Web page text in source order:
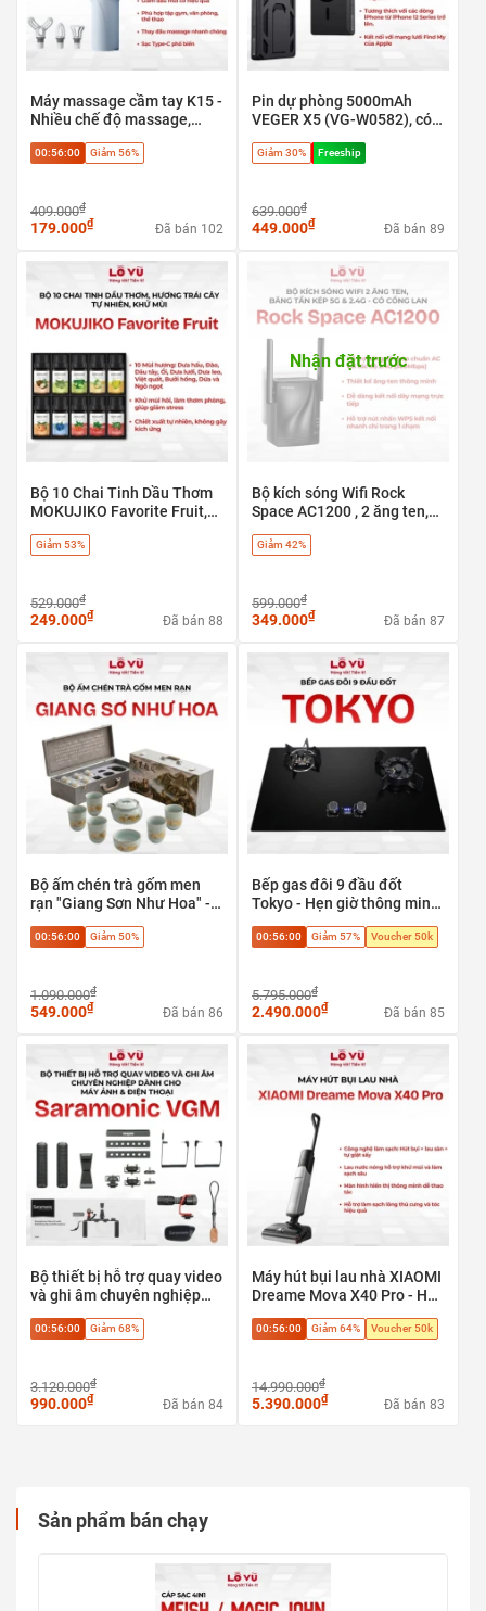
Máy massage cầm tay K15 -
Nhiều chế độ massage,
00:56:00 Giảm 56%
409.000₫
179.000₫ Đã bán 102
Pin dự phòng 5000mAh
VEGER X5 (VG-W0582), có
nhanh 20w & Magsafe
Giảm 30% Freeship
639.000₫
449.000₫ Đã bán 89
Bộ 10 Chai Tinh Dầu Thơm
MOKUJIKO Favorite Fruit,
mùi
Giảm 53%
529.000₫
249.000₫ Đã bán 88
Nhận đặt trước
Bộ kích sóng Wifi Rock
Space AC1200 , 2 ăng ten,
cổng LAN
Giảm 42%
599.000₫
349.000₫ Đã bán 87
Bộ ấm chén trà gốm men
rạn "Giang Sơn Như Hoa" -
cao cấp
00:56:00 Giảm 50%
1.090.000₫
549.000₫ Đã bán 86
Bếp gas đôi 9 đầu đốt
Tokyo - Hẹn giờ thông minh,
00:56:00 Giảm 57% Voucher 50k
5.795.000₫
2.490.000₫ Đã bán 85
Bộ thiết bị hỗ trợ quay video
và ghi âm chuyên nghiệp
máy ảnh & điện thoại
00:56:00 Giảm 68%
3.120.000₫
990.000₫ Đã bán 84
Máy hút bụi lau nhà XIAOMI
Dreame Mova X40 Pro - Hút
Phù hợp sàn gạch, sàn gỗ,
00:56:00 Giảm 64% Voucher 50k
14.990.000₫
5.390.000₫ Đã bán 83
Sản phẩm bán chạy